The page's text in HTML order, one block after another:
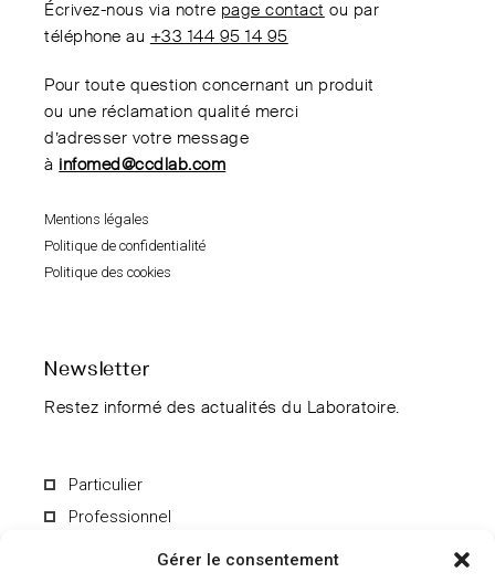
Gérer le consentement
Écrivez-nous via notre page contact ou par
téléphone au +33 144 95 14 95
Pour toute question concernant un produit
ou une réclamation qualité merci
d’adresser votre message
à infomed@ccdlab.com
Mentions légales
Politique de confidentialité
Politique des cookies
Newsletter
Restez informé des actualités du Laboratoire.
Particulier
Professionnel